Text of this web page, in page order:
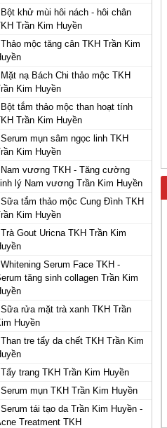
khử mùi hôi nách - hôi chân
Trần Kim Huyền
mộc tăng cân TKH Trần Kim
nạ Bách Chi thảo mộc TKH
Kim Huyền
tắm thảo mộc than hoạt tính
Trần Kim Huyền
mụn sâm ngọc linh TKH
Kim Huyền
vương TKH - Tăng cường
lý Nam vương Trần Kim Huyền
tắm thảo mộc Cung Đình TKH
Kim Huyền
Gout Uricna TKH Trần Kim
Serum Face TKH -
tăng sinh collagen Trần Kim
rửa mặt trà xanh TKH Trần
Huyền
tre tẩy da chết TKH Trần Kim
trang TKH Trần Kim Huyền
mụn TKH Trần Kim Huyền
tái tạo da Trần Kim Huyền -
Treatment TKH